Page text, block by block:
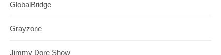
GlobalBridge
Grayzone
Jimmy Dore Show